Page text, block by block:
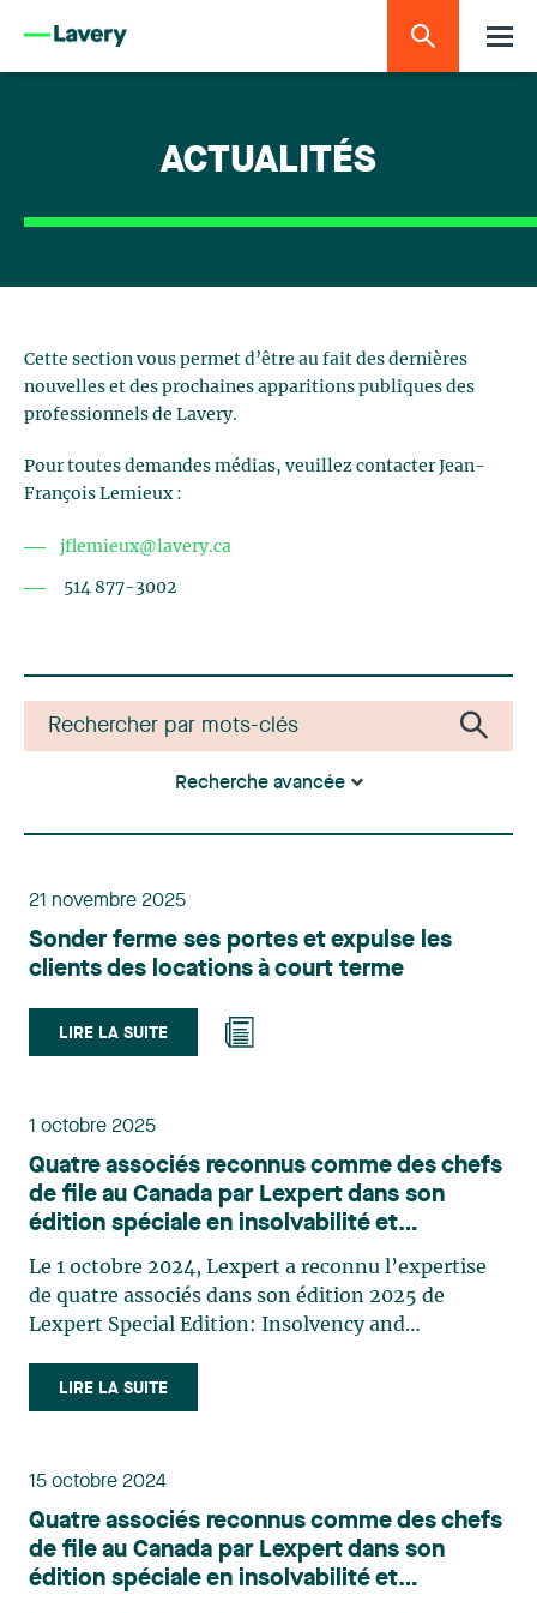
ACTUALITÉS
Cette section vous permet d’être au fait des dernières
nouvelles et des prochaines apparitions publiques des
professionnels de Lavery.
Pour toutes demandes médias, veuillez contacter Jean-
François Lemieux :
jflemieux@lavery.ca
514 877-3002
Recherche avancée
21 novembre 2025
Sonder ferme ses portes et expulse les
clients des locations à court terme
LIRE LA SUITE
1 octobre 2025
Quatre associés reconnus comme des chefs
de file au Canada par Lexpert dans son
édition spéciale en insolvabilité et
restructuration
Le 1 octobre 2024, Lexpert a reconnu l’expertise
de quatre associés dans son édition 2025 de
Lexpert Special Edition: Insolvency and
Yanick Vlasak et Jonathan Warin figurent ainsi
parmi les chefs de file au Canada dans leurs
groupe Litige du cabinet. Comptant une
commercial, il se spécialise en droit bancaire et en
insolvabilité. Il conseille principalement des
institutions financières, des investisseurs
LIRE LA SUITE
15 octobre 2024
Quatre associés reconnus comme des chefs
de file au Canada par Lexpert dans son
édition spéciale en insolvabilité et
restructuration